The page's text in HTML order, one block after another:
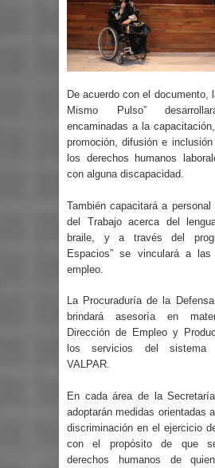
De acuerdo con el documento,
Mismo Pulso”
encaminadas a la
promoción, difusión e
los derechos humanos
con alguna discapacidad.
También capacitará a
del Trabajo acerca del
braile, y a través del
Espacios” se vinculará a
empleo.
La Procuraduría de la
brindará asesoría en
Dirección de Empleo y
los servicios del sistema
VALPAR.
En cada área de la
adoptarán medidas orientadas
discriminación en el ejercicio
con el propósito de que
derechos humanos de